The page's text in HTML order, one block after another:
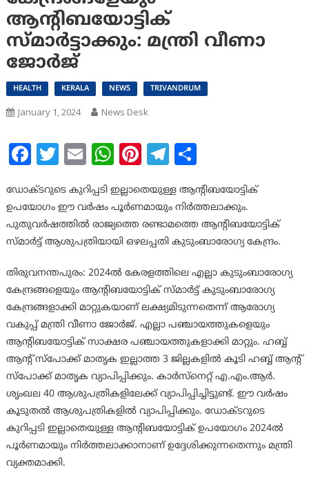
ആന്റിബയോട്ടിക്
സ്മാര്‍ട്ടാക്കും: മന്ത്രി വീണാ
ജോര്‍ജ്
HEALTH KERALA NEWS TRIVANDRUM
January 1, 2024 News Desk
Facebook
Twitter
EmailWhatsApp
Pinterest
Telegram
Share
ഡോക്ടറുടെ കുറിപ്പടി ഇല്ലാതെയുള്ള ആന്റിബയോട്ടിക്
ഉപയോഗം ഈ വര്‍ഷം പൂര്‍ണമായും നിര്‍ത്തലാക്കും.
പുതുവര്‍ഷത്തില്‍ രാജ്യത്തെ രണ്ടാമത്തെ ആന്റിബയോട്ടിക്
സ്മാര്‍ട്ട് ആശുപത്രിയായി ഒഴലപ്പതി കുടുംബാരോഗ്യ കേന്ദ്രം.
തിരുവനന്തപുരം: 2024ല്‍ കേരളത്തിലെ എല്ലാ കുടുംബാരോഗ്യ
കേന്ദ്രങ്ങളെയും ആന്റിബയോട്ടിക് സ്മാര്‍ട്ട് കുടുംബാരോഗ്യ
കേന്ദ്രങ്ങളാക്കി മാറ്റുകയാണ് ലക്ഷ്യമിടുന്നതെന്ന് ആരോഗ്യ
വകുപ്പ് മന്ത്രി വീണാ ജോര്‍ജ്. എല്ലാ പഞ്ചായത്തുകളെയും
ആന്റിബയോട്ടിക് സാക്ഷര പഞ്ചായത്തുകളാക്കി മാറ്റും. ഹബ്ബ്
ആന്റ് സ്‌പോക്ക് മാതൃക ഇല്ലാത്ത 3 ജില്ലകളില്‍ കൂടി ഹബ്ബ് ആന്റ്
സ്‌പോക്ക് മാതൃക വ്യാപിപ്പിക്കും. കാര്‍സ്‌നെറ്റ് എ.എം.ആര്‍.
ശൃംഖല 40 ആശുപത്രികളിലേക്ക് വ്യാപിപ്പിച്ചിട്ടുണ്ട്. ഈ വര്‍ഷം
കൂടുതല്‍ ആശുപത്രികളില്‍ വ്യാപിപ്പിക്കും. ഡോക്ടറുടെ
കുറിപ്പടി ഇല്ലാതെയുള്ള ആന്റിബയോട്ടിക് ഉപയോഗം 2024ല്‍
പൂര്‍ണമായും നിര്‍ത്തലാക്കാനാണ് ഉദ്ദേശിക്കുന്നതെന്നും മന്ത്രി
വ്യക്തമാക്കി.